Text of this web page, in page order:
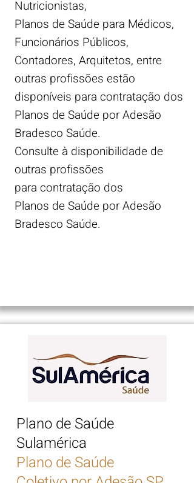
Nutricionistas,
Planos de Saúde para Médicos,
Funcionários Públicos,
Contadores, Arquitetos, entre
outras profissões estão
disponíveis para contratação dos
Planos de Saúde por Adesão
Bradesco Saúde.
Consulte à disponibilidade de
outras profissões
para contratação dos
Planos de Saúde por Adesão
Bradesco Saúde.
Plano de Saúde
Sulamérica
​Plano de Saúde